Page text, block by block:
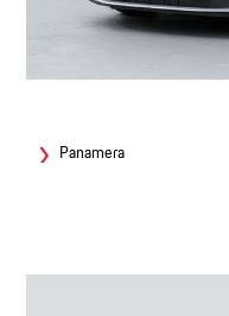
Panamera